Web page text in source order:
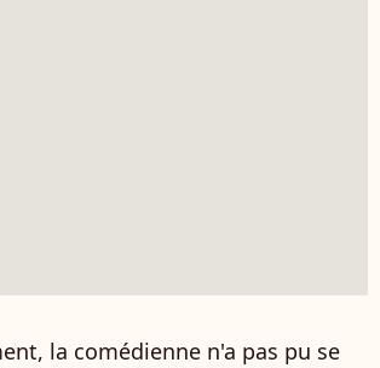
la comédienne n'a pas pu se